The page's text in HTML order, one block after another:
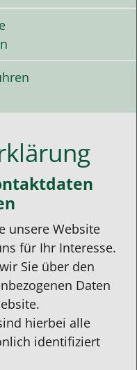
unsere Website
für Ihr Interesse.
Sie über den
Daten
hierbei alle
identifiziert